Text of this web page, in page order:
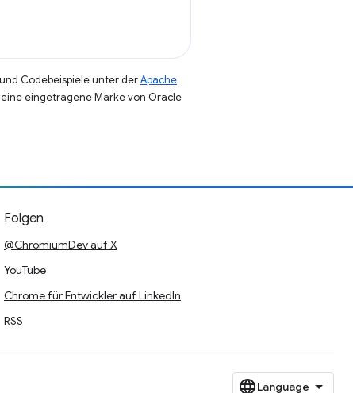
und Codebeispiele unter derApache
eine eingetragene Marke von Oracle
Folgen
@ChromiumDev auf X
YouTube
Chrome für Entwickler auf LinkedIn
RSS